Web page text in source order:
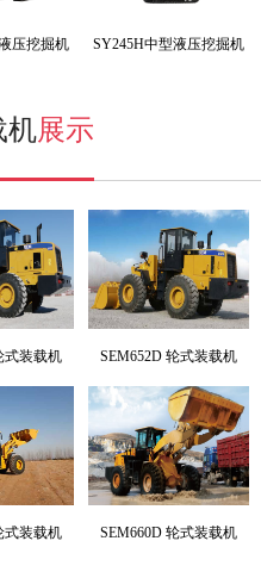
压挖掘机 SY245H中型液压挖掘机
机展示
式装载机 SEM652D 轮式装载机
式装载机 SEM660D 轮式装载机